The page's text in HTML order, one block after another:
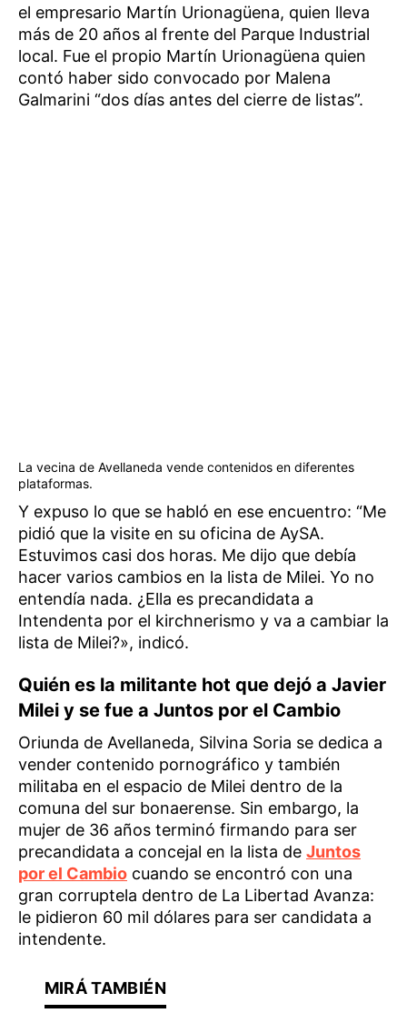
el empresario Martín Urionagüena, quien lleva
más de 20 años al frente del Parque Industrial
local. Fue el propio Martín Urionagüena quien
contó haber sido convocado por Malena
Galmarini “dos días antes del cierre de listas”.
La vecina de Avellaneda vende contenidos en diferentes
plataformas.
Y expuso lo que se habló en ese encuentro: “Me
pidió que la visite en su oficina de AySA.
Estuvimos casi dos horas. Me dijo que debía
hacer varios cambios en la lista de Milei. Yo no
entendía nada. ¿Ella es precandidata a
Intendenta por el kirchnerismo y va a cambiar la
lista de Milei?», indicó.
Quién es la militante hot que dejó a Javier
Milei y se fue a Juntos por el Cambio
Oriunda de Avellaneda, Silvina Soria se dedica a
vender contenido pornográfico y también
militaba en el espacio de Milei dentro de la
comuna del sur bonaerense. Sin embargo, la
mujer de 36 años terminó firmando para ser
precandidata a concejal en la lista de Juntos
por el Cambio cuando se encontró con una
gran corruptela dentro de La Libertad Avanza:
le pidieron 60 mil dólares para ser candidata a
intendente.